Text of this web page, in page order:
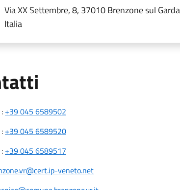
Via XX Settembre, 8, 37010 Brenzone sul
Italia
: +39 045 6589502
: +39 045 6589520
: +39 045 6589517
veneto.net